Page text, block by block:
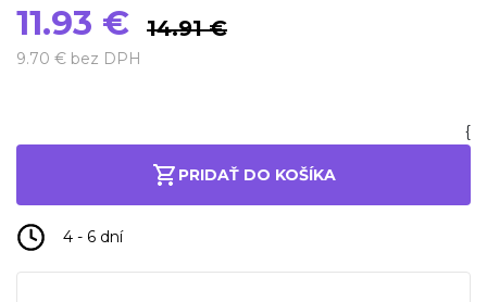
11.93 € 14.91 €
9.70 € bez DPH
{
PRIDAŤ DO KOŠÍKA
4 - 6 dní